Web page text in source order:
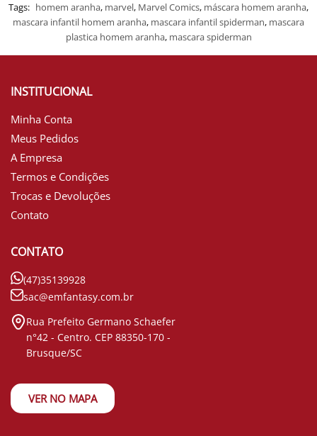
Tags: homem aranha, marvel, Marvel Comics, máscara homem aranha,
mascara infantil homem aranha, mascara infantil spiderman, mascara
plastica homem aranha, mascara spiderman
INSTITUCIONAL
Minha Conta
Meus Pedidos
A Empresa
Termos e Condições
Trocas e Devoluções
Contato
CONTATO
(47)35139928
sac@emfantasy.com.br
Rua Prefeito Germano Schaefer
n°42 - Centro. CEP 88350-170 -
Brusque/SC
VER NO MAPA